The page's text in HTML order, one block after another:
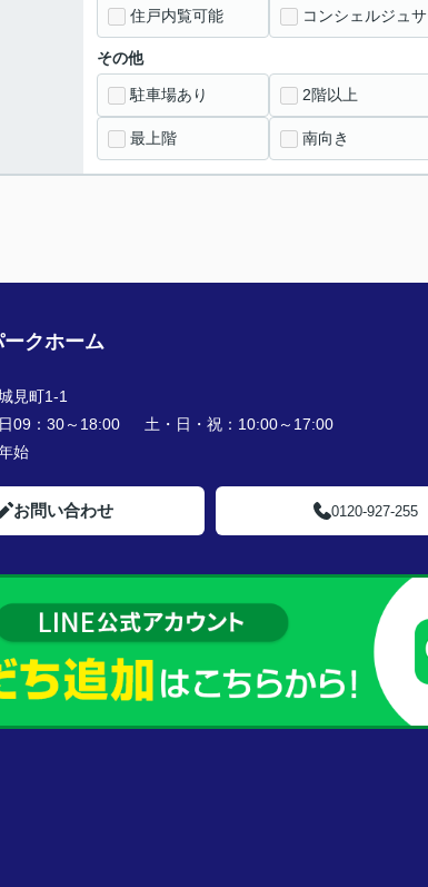
住戸内覧可能 コンシェルジュ
その他
駐車場あり 2階以上
最上階 南向き
クホーム
見町1-1
09：30～18:00 土・日・祝：10:00～17:00
始
お問い合わせ 0120-927-255